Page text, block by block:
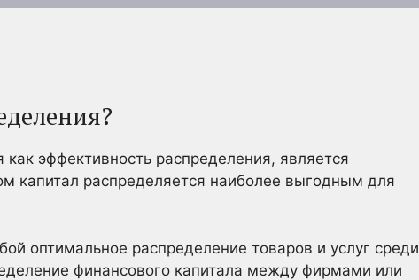
эффективность распределения, является
капитал распределяется наиболее выгодным для
оптимальное распределение товаров и услуг среди
финансового капитала между фирмами или